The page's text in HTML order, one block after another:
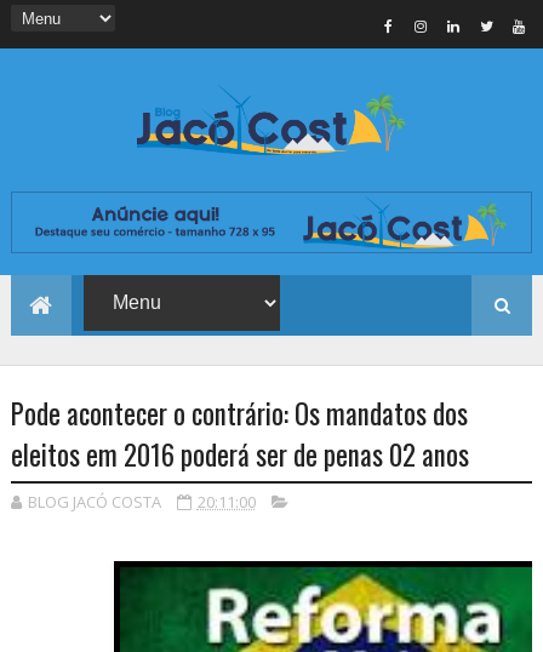
Pode acontecer o contrário: Os mandatos dos
eleitos em 2016 poderá ser de penas 02 anos
BLOG JACÓ COSTA 20:11:00